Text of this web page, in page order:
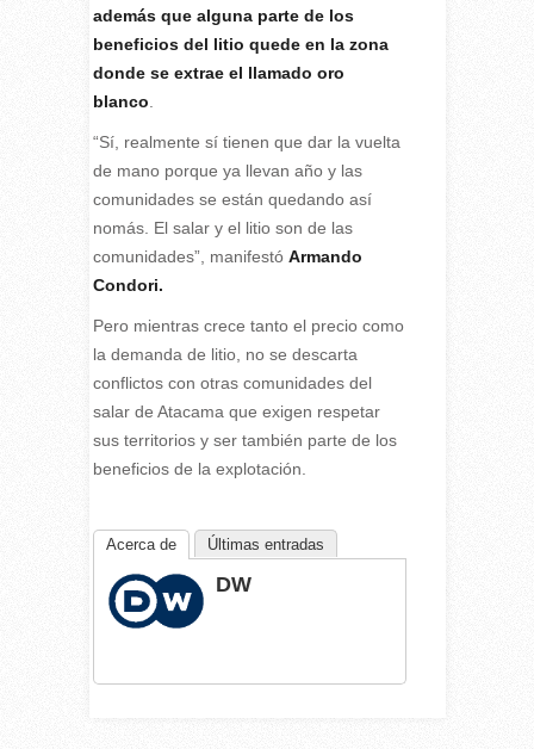
además que alguna parte de los
beneficios del litio quede en la zona
donde se extrae el llamado oro
blanco
“Sí, realmente sí tienen que dar la vuelta
de mano porque ya llevan año y las
comunidades se están quedando así
nomás. El salar y el litio son de las
comunidades”, manifestó Armando
Condori.
Pero mientras crece tanto el precio como
la demanda de litio, no se descarta
conflictos con otras comunidades del
salar de Atacama que exigen respetar
sus territorios y ser también parte de los
beneficios de la explotación.
Acerca de Últimas entradas
DW